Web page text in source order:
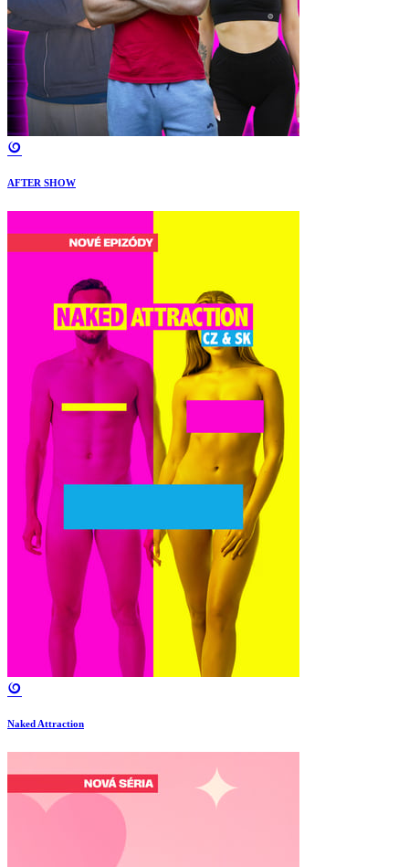
AFTER SHOW
Naked Attraction